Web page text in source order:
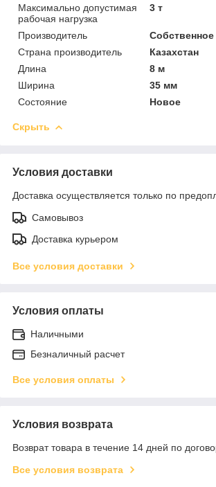
Максимально допустимая
рабочая нагрузка
3 т
Производитель
Страна производитель
Казахстан
Длина
8 м
Ширина
35 мм
Состояние
Новое
Скрыть
Условия доставки
Доставка осуществляется только по
Самовывоз
Доставка курьером
Все условия доставки
Условия оплаты
Наличными
Безналичный расчет
Все условия оплаты
Условия возврата
Возврат товара в течение 14 дней по
Все условия возврата